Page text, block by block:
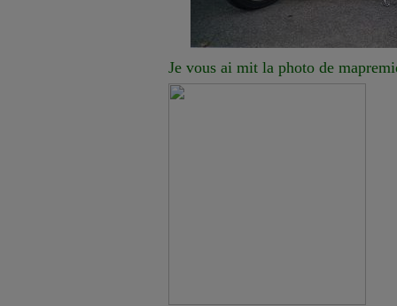
Je vous ai mit la photo de